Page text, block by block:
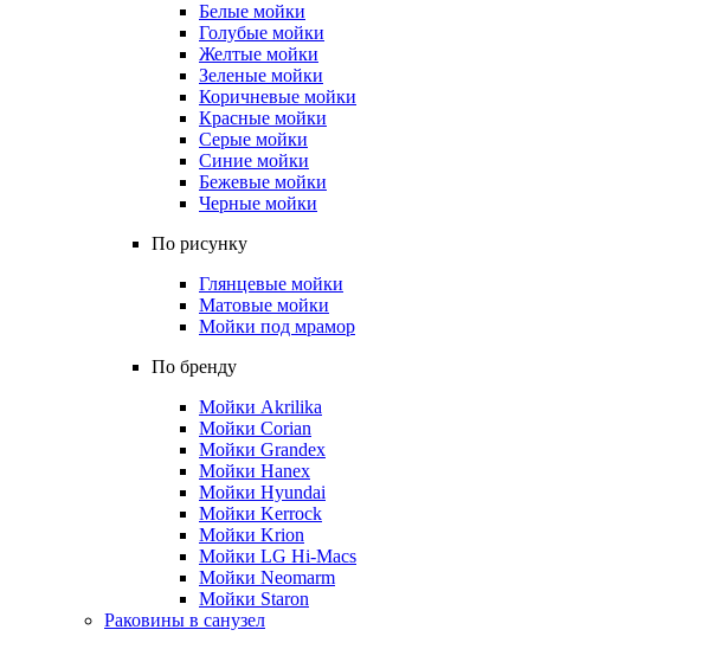
Белые мойки
Голубые мойки
Желтые мойки
Зеленые мойки
Коричневые мойки
Красные мойки
Серые мойки
Синие мойки
Бежевые мойки
Черные мойки
По рисунку
Глянцевые мойки
Матовые мойки
Мойки под мрамор
По бренду
Мойки Akrilika
Мойки Corian
Мойки Grandex
Мойки Hanex
Мойки Hyundai
Мойки Kerrock
Мойки Krion
Мойки LG Hi-Macs
Мойки Neomarm
Мойки Staron
Раковины в санузел